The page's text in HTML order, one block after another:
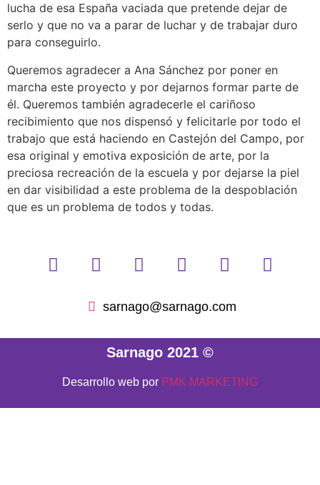
lucha de esa España vaciada que pretende dejar de
serlo y que no va a parar de luchar y de trabajar duro
para conseguirlo.
Queremos agradecer a Ana Sánchez por poner en
marcha este proyecto y por dejarnos formar parte de
él. Queremos también agradecerle el cariñoso
recibimiento que nos dispensó y felicitarle por todo el
trabajo que está haciendo en Castejón del Campo, por
esa original y emotiva exposición de arte, por la
preciosa recreación de la escuela y por dejarse la piel
en dar visibilidad a este problema de la despoblación
que es un problema de todos y todas.
sarnago@sarnago.com
Sarnago 2021 ©
Desarrollo web por PMK MARKETING